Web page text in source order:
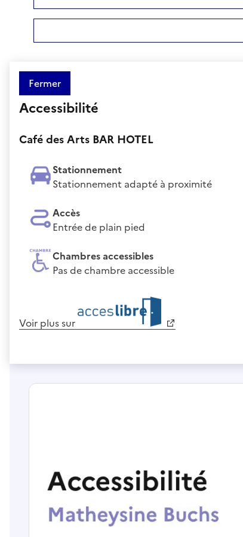
Fermer
Accessibilité
Café des Arts BAR HOTEL
Stationnement
Stationnement adapté à proximité
Accès
Entrée de plain pied
Chambres accessibles
Pas de chambre accessible
Voir plus sur